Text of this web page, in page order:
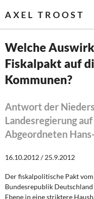
AXEL TROOST
Startseite
Leitlinien linker
Wirtschaftspolitik
Steuer- und
Öffentliche
Welche
Fiskalpakt auf
Kommunen?
Antwort der
Landesregierung
Abgeordneten
16.10.2012 / 25.9.2012
Der fiskalpolitische Pakt
Bundesrepublik
Ebene in eine striktere